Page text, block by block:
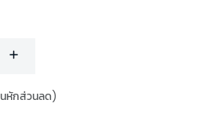
หักส่วนลด)